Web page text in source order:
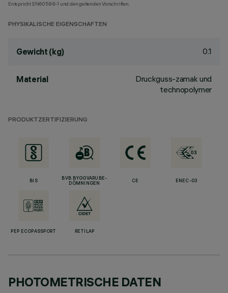
Entspricht EN60598-1 und den geltenden Vorschriften.
PHYSIKALISCHE EIGENSCHAFTEN
Gewicht (kg) 0.1
Material
Druckguss-zamak und
technopolymer
PRODUKTZERTIFIZIERUNG
BIS
BVB BYGGVARUBE-
DÖMNINGEN
CE ENEC-03
PEP ECOPASSPORT RETILAP
PHOTOMETRISCHE DATEN